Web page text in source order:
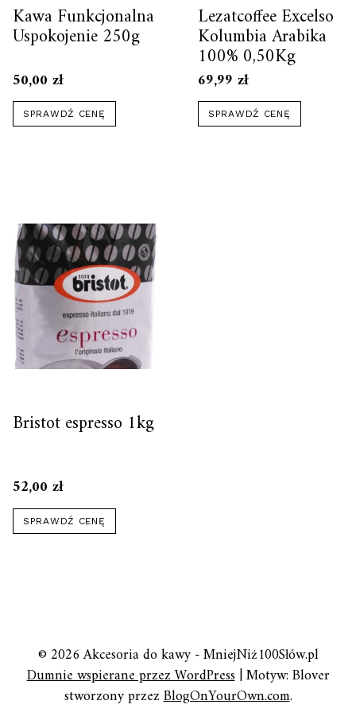
Kawa Funkcjonalna
Uspokojenie 250g
50,00 zł
SPRAWDŹ CENĘ
Lezatcoffee Excelso
Kolumbia Arabika
100% 0,50Kg
69,99 zł
SPRAWDŹ CENĘ
Bristot espresso 1kg
52,00 zł
SPRAWDŹ CENĘ
© 2026 Akcesoria do kawy - MniejNiż100Słów.pl
Dumnie wspierane przez WordPress|Motyw: Blover
stworzony przezBlogOnYourOwn.com.